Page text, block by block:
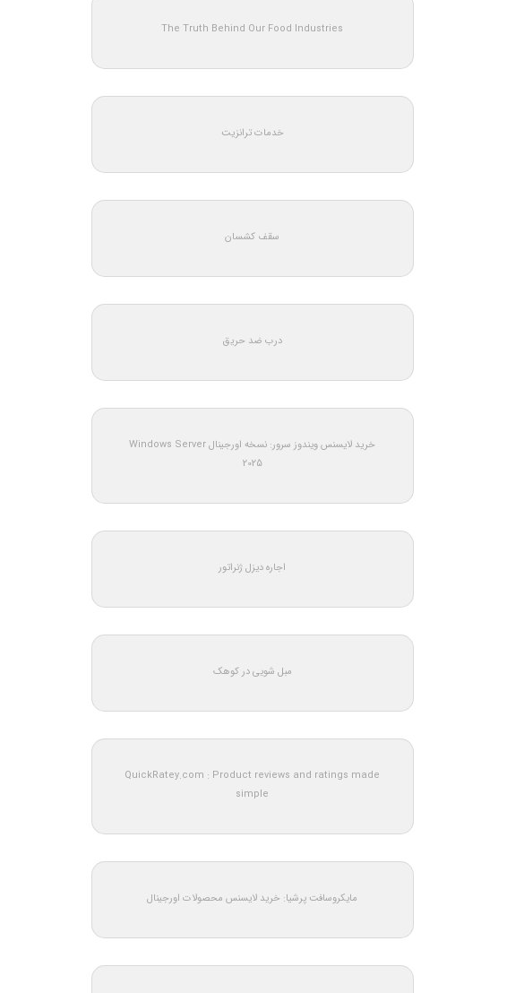
The Truth Behind Our Food Industries
خدمات ترانزیت
سقف کشسان
درب ضد حریق
خرید لایسنس ویندوز سرور: نسخه اورجینال Windows Server
2025
اجاره دیزل ژنراتور
مبل شویی در کوهک
QuickRatey.com : Product reviews and ratings made
simple
مایکروسافت پرشیا: خرید لایسنس محصولات اورجینال